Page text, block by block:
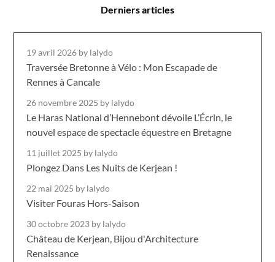
Derniers articles
19 avril 2026 by lalydo
Traversée Bretonne à Vélo : Mon Escapade de
Rennes à Cancale
26 novembre 2025 by lalydo
Le Haras National d’Hennebont dévoile L’Écrin, le
nouvel espace de spectacle équestre en Bretagne
11 juillet 2025 by lalydo
Plongez Dans Les Nuits de Kerjean !
22 mai 2025 by lalydo
Visiter Fouras Hors-Saison
30 octobre 2023 by lalydo
Château de Kerjean, Bijou d'Architecture
Renaissance